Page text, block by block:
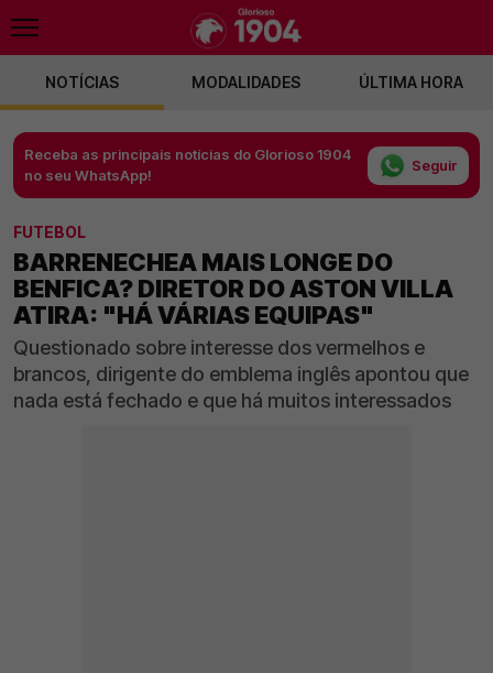
NOTÍCIAS MODALIDADES ÚLTIMA HORA
Receba as principais notícias do Glorioso 1904
no seu WhatsApp!
Seguir
FUTEBOL
BARRENECHEA MAIS LONGE DO
BENFICA? DIRETOR DO ASTON VILLA
ATIRA: "HÁ VÁRIAS EQUIPAS"
Questionado sobre interesse dos vermelhos e
brancos, dirigente do emblema inglês apontou que
nada está fechado e que há muitos interessados